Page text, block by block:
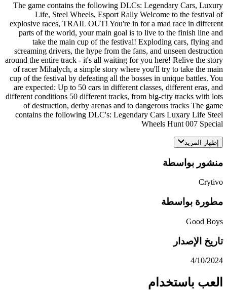
The game contains the following DLCs: Legendary Cars,
Life, Steel Wheels, Esport Rally Welcome to the
explosive races, TRAIL OUT! You're in for a mad race in
parts of the world, your main goal is to live to the finish
take the main cup of the festival! Exploding cars,
screaming drivers, the hype from the fans, and unseen
around the entire track - it's all waiting for you here! Relive
of racer Mihalych, a simple story where you'll try to take the
cup of the festival by defeating all the bosses in unique
are expected: Up to 50 cars in different classes, different
different conditions 50 different tracks, from big-city tracks
of destruction, derby arenas and to dangerous tracks The
contains the following DLC's: Legendary Cars Luxary Life
Wheels Hunt 007
المزيد
بواسطة
بواسطة
Good
الإصدار
4/
باستخدام